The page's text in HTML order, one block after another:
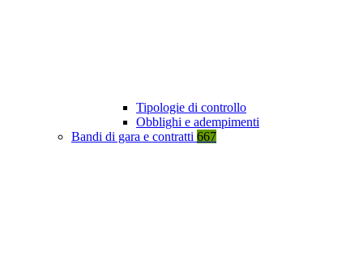
Tipologie di controllo
Obblighi e adempimenti
Bandi di gara e contratti 667